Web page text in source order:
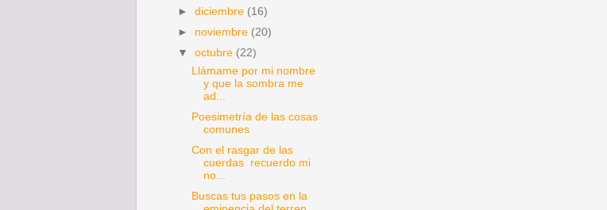
►diciembre (16)
► noviembre (20)
▼octubre (22)
Llámame por mi nombre
y que la sombra me
ad...
Poesimetría de las cosas
comunes
Con el rasgar de las
cuerdas recuerdo mi
no...
Buscas tus pasos en la